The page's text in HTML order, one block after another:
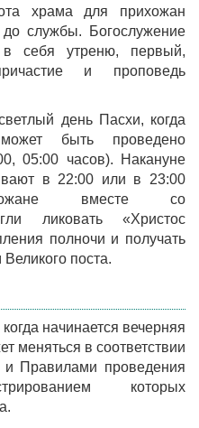
храма для прихожан
службы. Богослужение
в себя утреню, первый,
и проповедь
день Пасхи, когда
быть проведено
05:00 часов). Накануне
в 22:00 или в 23:00
вместе со
ликовать «Христос
полночи и получать
поста.
начинается вечерняя
меняться в соответствии
Правилами проведения
которых